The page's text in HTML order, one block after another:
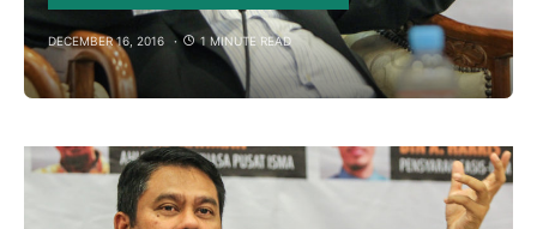
DECEMBER 16, 2016 1 MINUTE READ